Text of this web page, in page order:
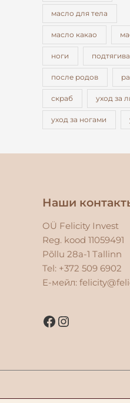
масло для тела
масло какао
ноги
после родов
скраб уход за
уход за ногами
Наши
OÜ Felicity Invest
Reg. kood 11059491
Põllu 28a-1 Tallinn
Tel: +372 509 6902
E-мейл:
Facebook